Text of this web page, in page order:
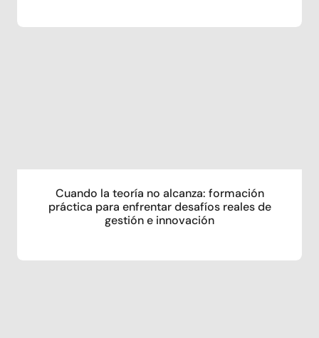
Cuando la teoría no alcanza: formación
práctica para enfrentar desafíos reales de
gestión e innovación